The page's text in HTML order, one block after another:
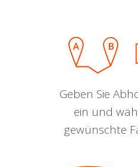
Geben Sie
ein und
gewünschte